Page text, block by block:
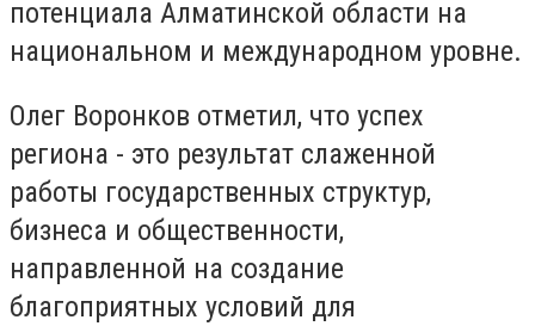
потенциала Алматинской области на
национальном и международном уровне.
Олег Воронков отметил, что успех
региона - это результат слаженной
работы государственных структур,
бизнеса и общественности,
направленной на создание
благоприятных условий для